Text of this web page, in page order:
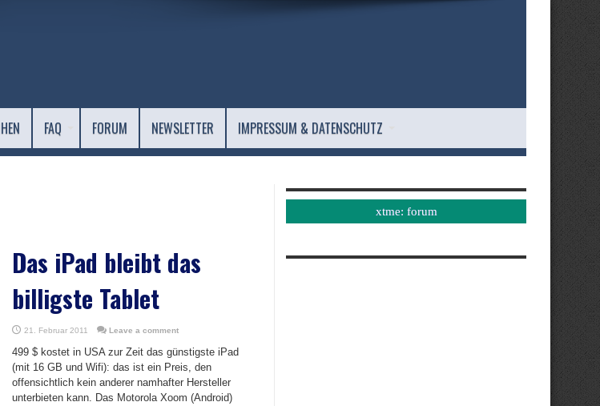
FAQ FORUM NEWSLETTER IMPRESSUM & DATENSCHUTZ
Das iPad bleibt das
billigste Tablet
21. Februar 2011 Leave a comment
499 $ kostet in USA zur Zeit das günstigste iPad
(mit 16 GB und Wifi): das ist ein Preis, den
offensichtlich kein anderer namhafter Hersteller
unterbieten kann. Das Motorola Xoom (Android)
xtme: forum